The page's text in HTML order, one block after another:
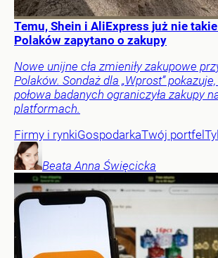
Temu, Shein i AliExpress już nie
Polaków zapytano o zakupy
Nowe unijne cła zmieniły zakupowe
Polaków. Sondaż dla „Wprost”
połowa badanych ograniczyła zakupy
platformach.
Firmy i rynkiGospodarkaTwój portfel
Beata Anna Święcicka